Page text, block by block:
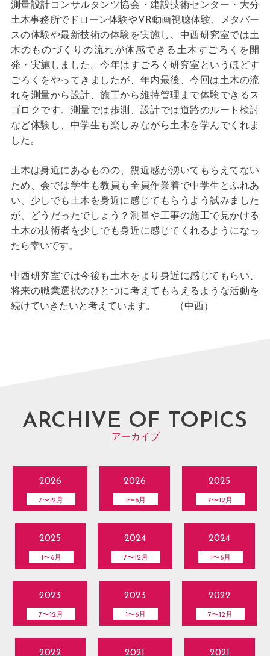
測量設計コンサルタンツ協会・建設技術センター・大分
土木事務所でドローン体験やVR動画視聴体験、メタバー
スの体験や最新技術の体験を実施し、中西研究室では土
木のものづくりの流れが体感できる土木すごろくを開
発・実施しました。今年はすごろく研究室というほどす
ごろくをやってきましたが、年内最後、今回は土木の流
れを測量から設計、施工から維持管理まで体験できるス
ゴロクです。測量では歩測、設計では道路のルート検討
など体験し、中学生も楽しみながら土木を学んでくれま
した。
土木は身近にあるものの、親近感が湧いてもらえてない
ため、会では学生も教員も全員作業着で中学生とふれあ
い、少しでも土木を身近に感じてもらうよう試みました
が、どうだったでしょう？測量や工事の施工で見かける
土木の技術者を少しでも身近に感じてくれるようになっ
たら幸いです。
中西研究室では今後も土木をより身近に感じてもらい、
将来の職業選択のひとつに考えてもらえるような活動を
続けていきたいと考えています。 （中西）
ARCHIVE OF TOPICS
アーカイブ
2026
7〜12月
2026
1〜6月
2025
7〜12月
2025
1〜6月
2024
7〜12月
2024
1〜6月
2023
7〜12月
2023
1〜6月
2022
7〜12月
2022 2021 2021